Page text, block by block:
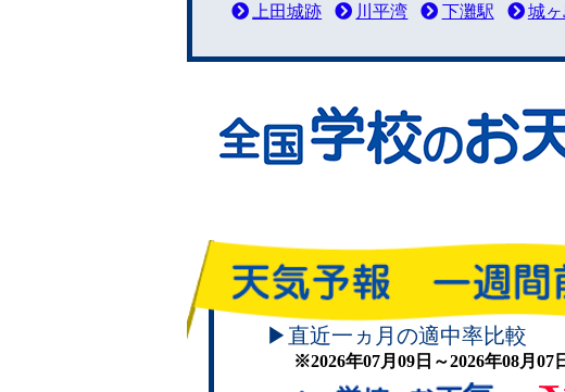
上田城跡
川平湾 下灘駅 城
▶直近一ヵ月の適中率比較
※2026年07月09日～2026年08月07